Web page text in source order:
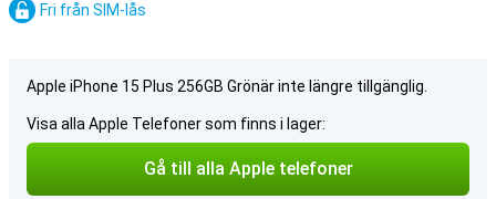
Fri från SIM-lås
Apple iPhone 15 Plus 256GB Grönär inte längre tillgänglig.
Visa alla Apple Telefoner som finns i lager:
Gå till alla Apple telefoner